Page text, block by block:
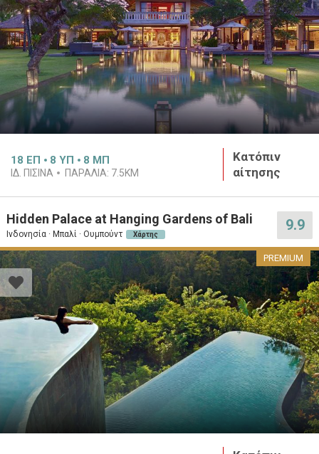
18 ΕΠ 8 ΥΠ 8 ΜΠ
ΙΔ. ΠΙΣΊΝΑ ΠΑΡΑΛΊΑ: 7.5KM
Κατόπιν
αίτησης
Hidden Palace at Hanging Gardens of Bali
Ινδονησία · Μπαλί · Ουμπούντ Χάρτης
9.9
PREMIUM